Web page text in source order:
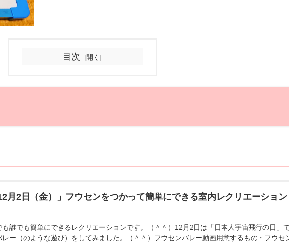
目次
月2日（金）」フウセンをつかって簡単にできる室内レクリエーショ
誰でも簡単にできるレクリエーションです。（＾＾）12月2日は「日本人宇宙飛行の日」
ー（のような遊び）をしてみました。（＾＾）フウセンバレー動画用意するもの・フウセ